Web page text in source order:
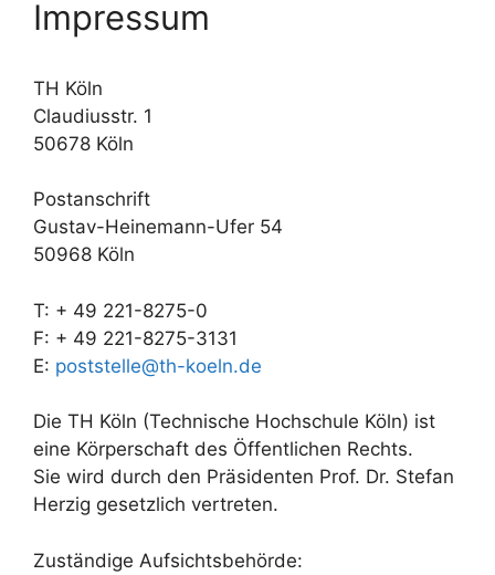
Impressum
TH Köln
Claudiusstr. 1
50678 Köln
Postanschrift
Gustav-Heinemann-Ufer 54
50968 Köln
T: + 49 221-8275-0
F: + 49 221-8275-3131
E: poststelle@th-koeln.de
Die TH Köln (Technische Hochschule Köln) ist
eine Körperschaft des Öffentlichen Rechts.
Sie wird durch den Präsidenten Prof. Dr. Stefan
Herzig gesetzlich vertreten.
Zuständige Aufsichtsbehörde: